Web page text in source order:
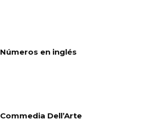
Números en inglés
Commedia Dell’Arte